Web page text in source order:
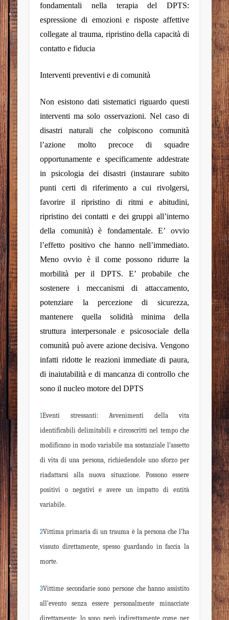
fondamentali nella terapia del DPTS:
espressione di emozioni e risposte affettive
collegate al trauma, ripristino della capacità di
contatto e fiducia
Interventi preventivi e di comunità
Non esistono dati sistematici riguardo questi
interventi ma solo osservazioni. Nel caso di
disastri naturali che colpiscono comunità
l’azione molto precoce di squadre
opportunamente e specificamente addestrate
in psicologia dei disastri (instaurare subito
punti certi di riferimento a cui rivolgersi,
favorire il ripristino di ritmi e abitudini,
ripristino dei contatti e dei gruppi all’interno
della comunità) è fondamentale. E’ ovvio
l’effetto positivo che hanno nell’immediato.
Meno ovvio è il come possono ridurre la
morbilità per il DPTS. E’ probabile che
sostenere i meccanismi di attaccamento,
potenziare la percezione di sicurezza,
mantenere quella solidità minima della
struttura interpersonale e psicosociale della
comunità può avere azione decisiva. Vengono
infatti ridotte le reazioni immediate di paura,
di inaiutabilità e di mancanza di controllo che
sono il nucleo motore del DPTS
1Eventi stressanti: Avvenimenti della vita
identificabili delimitabili e circoscritti nel tempo che
modificano in modo variabile ma sostanziale l’assetto
di vita di una persona, richiedendole uno sforzo per
riadattarsi alla nuova situazione. Possono essere
positivi o negativi e avere un impatto di entità
variabile.
2Vittima primariadi un trauma è la persona che l’ha
vissuto direttamente, spesso guardando in faccia la
morte.
3Vittime secondariesono persone che hanno assistito
all’evento senza essere personalmente minacciate
direttamente; lo sono però indirettamente come per